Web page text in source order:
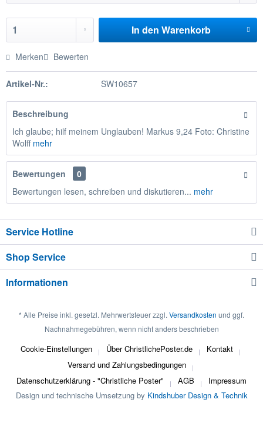
In den Warenkorb
Merken Bewerten
Artikel-Nr.: SW10657
Beschreibung
Ich glaube; hilf meinem Unglauben! Markus 9,24 Foto: Christine
Wolff mehr
Bewertungen
0
Bewertungen lesen, schreiben und diskutieren... mehr
Service Hotline
Shop Service
Informationen
* Alle Preise inkl. gesetzl. Mehrwertsteuer zzgl. Versandkosten und ggf.
Nachnahmegebühren, wenn nicht anders beschrieben
Cookie-Einstellungen Über ChristlichePoster.de
Kontakt
Versand und Zahlungsbedingungen
Datenschutzerklärung - "Christliche Poster"
AGB
Impressum
Design und technische Umsetzung by Kindshuber Design & Technik